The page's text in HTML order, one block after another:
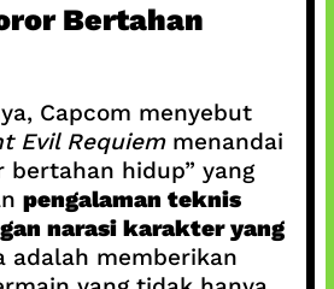
Bertahan
Capcom menyebut
Evil Requiemmenandai
bertahan hidup” yang
pengalaman teknis
narasi karakter yang
adalah memberikan